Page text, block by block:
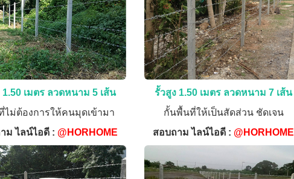
1.50 เมตร ลวดหนาม 5 เส้น
ไม่ต้องการให้คนมุดเข้ามา
ม ไลน์ไอดี : @HORHOME
รั้วสูง 1.50 เมตร ลวดหนาม 7 เส้น
กั้นพื้นที่ให้เป็นสัดส่วน ชัดเจน
สอบถาม ไลน์ไอดี : @HORHOME